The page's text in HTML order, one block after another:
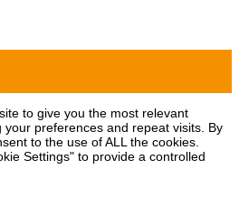
to give you the most relevant
preferences and repeat visits. By
to the use of ALL the cookies.
Settings" to provide a controlled